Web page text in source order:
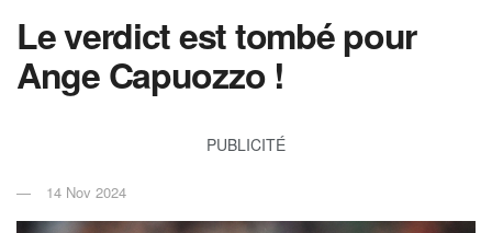
Le verdict est tombé pour
Ange Capuozzo !
PUBLICITÉ
14 Nov 2024